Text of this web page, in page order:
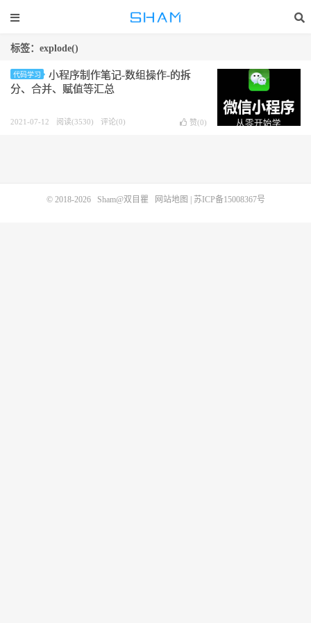
标签：explode()
代码学习
小程序制作笔记-数组操作-的拆
分、合并、赋值等汇总
2021-07-12 阅读(3530) 评论(0) 赞(0)
© 2018-2026 Sham@双目瞿 网站地图 苏ICP备15008367号